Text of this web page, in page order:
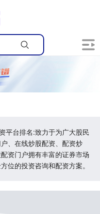
平台排名:致力于为广大股民
、在线炒股配资、配资炒
资门户拥有丰富的证券市场
位的投资咨询和配资方案。